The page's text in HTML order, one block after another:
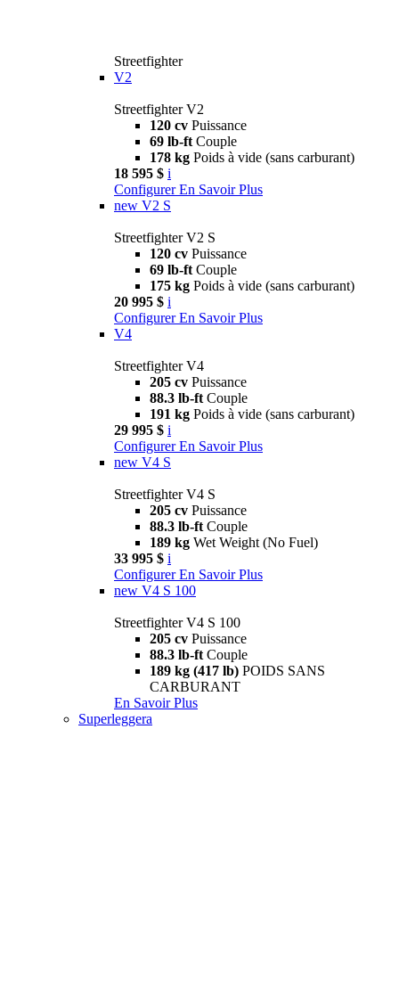
Streetfighter
V2
Streetfighter V2
120 cv Puissance
69 lb-ft Couple
178 kg Poids à vide (sans carburant)
18 595 $ i
Configurer En Savoir Plus
new V2 S
Streetfighter V2 S
120 cv Puissance
69 lb-ft Couple
175 kg Poids à vide (sans carburant)
20 995 $ i
Configurer En Savoir Plus
V4
Streetfighter V4
205 cv Puissance
88.3 lb-ft Couple
191 kg Poids à vide (sans carburant)
29 995 $ i
Configurer En Savoir Plus
new V4 S
Streetfighter V4 S
205 cv Puissance
88.3 lb-ft Couple
189 kg Wet Weight (No Fuel)
33 995 $ i
Configurer En Savoir Plus
new V4 S 100
Streetfighter V4 S 100
205 cv Puissance
88.3 lb-ft Couple
189 kg (417 lb) POIDS SANS
CARBURANT
En Savoir Plus
Superleggera